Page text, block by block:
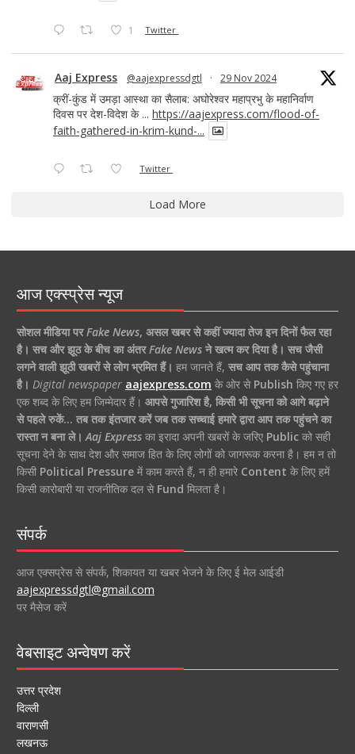
1 Twitter
Aaj Express @aajexpressdgtl · 29 Nov 2024
क्रीं-कुंड में उमड़ा आस्था का सैलाब: अघोरेश्वर महाप्रभु के महानिर्वाण
दिवस पर देश-विदेश के ... https://aajexpress.com/flood-of-
faith-gathered-in-krim-kund-...
Twitter
Load More
आज एक्स्प्रेस न्यूज
सोशल मीडिया परFake News, असल खबर से कहीं ज्यादा तेज इन दिनों फैल रहा
है। सच और झूठ के बीच का अंतरFake Newsने खत्म कर दिया है। सच जैसी
लगने वाली झूठी खबरों से लोग भ्रमित हैं। हम जानते हैं, सच आप तक कैसे पहुंचाना
है। Digital newspaper aajexpress.com के ओर से Publish किए गए हर
एक शब्द के लिए हम जिम्मेदार हैं। आपसे गुजारिश है, किसी भी सूचना को आगे बढ़ाने
से पहले रुकें… तब तक इंतजार करें जब तक सच्चाई हमारे द्वारा आप तक पहुंचने का
रास्ता न बना ले। Aaj Expressका इरादा अपनी खबरों के जरिए Publicको सही
सूचना देने के साथ देश और समाज हित के लिए लोगों को जागरूक करना है। हम न तो
किसी Political Pressureमें काम करते हैं, न ही हमारे Content के लिए हमें
किसी कारोबारी या राजनीतिक दल से Fund मिलता है।
संपर्क
आज एक्सप्रेस से संपर्क, शिकायत या खबर भेजने के लिए ई मेल आईडी
aajexpressdgtl@gmail.com
पर मैसेज करें
वेबसाइट अन्वेषण करें
उत्तर प्रदेश
दिल्ली
वाराणसी
लखनऊ